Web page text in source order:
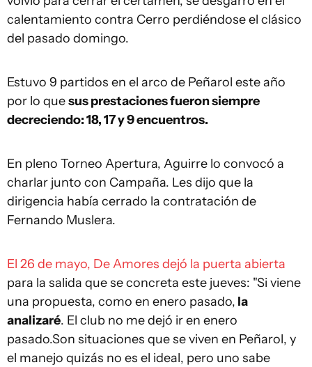
calentamiento contra Cerro perdiéndose el clásico
del pasado domingo.
Estuvo 9 partidos en el arco de Peñarol este año
por lo quesus prestaciones fueron siempre
decreciendo: 18, 17 y 9 encuentros.
En pleno Torneo Apertura, Aguirre lo convocó a
charlar junto con Campaña. Les dijo que la
dirigencia había cerrado la contratación de
Fernando Muslera.
El 26 de mayo, De Amores dejó la puerta abierta
para la salida que se concreta este jueves: "Si viene
una propuesta, como en enero pasado, la
analizaré. El club no me dejó ir en enero
pasado.Son situaciones que se viven en Peñarol, y
el manejo quizás no es el ideal, pero uno sabe